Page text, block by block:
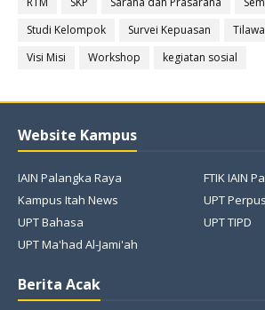
Studi Kelompok
Survei Kepuasan
Visi Misi
Workshop kegiatan sosial
Website Kampus
IAIN Palangka Raya
FTIK IAIN
Kampus Itah News
UPT
UPT Bahasa
UPT TIPD
UPT Ma'had Al-Jami'ah
Berita Acak